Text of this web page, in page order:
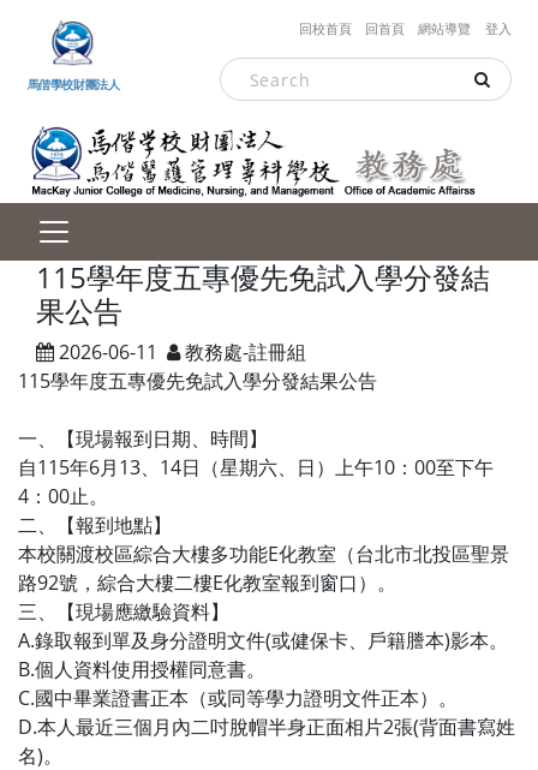
跳到主要內容
馬偕學校財團法人
回校首頁 回首頁 網站導覽 登入
115學年度五專優先免試入學分發結
果公告
2026-06-11
教務處-註冊組
115學年度五專優先免試入學分發結果公告
一、【現場報到日期、時間】
自115年6月13、14日（星期六、日）上午10：00至下午
4：00止。
二、【報到地點】
本校關渡校區綜合大樓多功能E化教室（台北市北投區聖景
路92號，綜合大樓二樓E化教室報到窗口）。
三、【現場應繳驗資料】
A.錄取報到單及身分證明文件(或健保卡、戶籍謄本)影本。
B.個人資料使用授權同意書。
C.國中畢業證書正本（或同等學力證明文件正本）。
D.本人最近三個月內二吋脫帽半身正面相片2張(背面書寫姓
名)。